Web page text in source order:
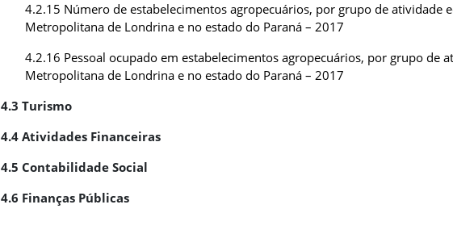
4.2.15 Número de estabelecimentos agropecuários, por grupo de atividade
Metropolitana de Londrina e no estado do Paraná – 2017
4.2.16 Pessoal ocupado em estabelecimentos agropecuários, por grupo de
Metropolitana de Londrina e no estado do Paraná – 2017
4.3 Turismo
4.4 Atividades Financeiras
4.5 Contabilidade Social
4.6 Finanças Públicas